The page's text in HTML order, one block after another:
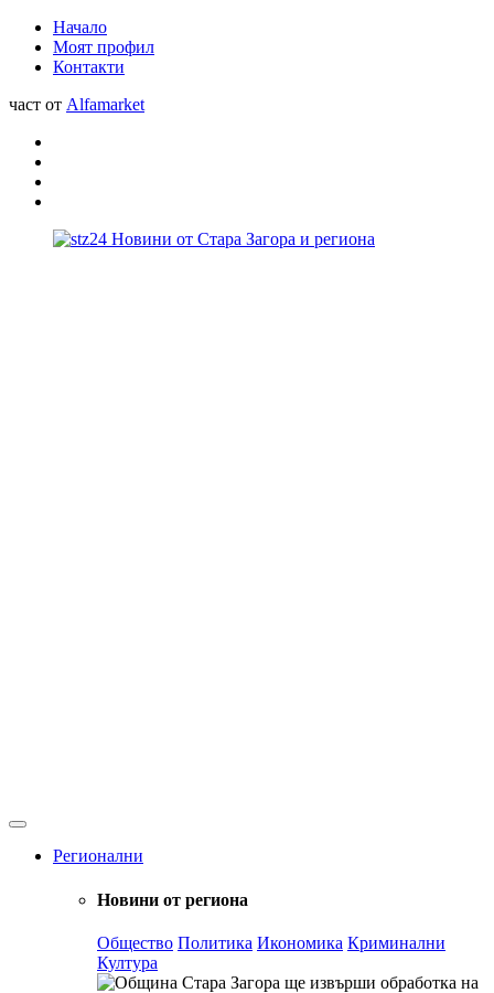
Начало
Моят профил
Контакти
част от Alfamarket
Регионални
Новини от региона
Общество Политика Икономика Криминални
Култура